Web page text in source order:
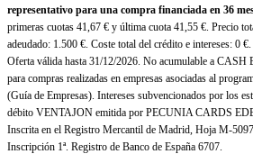
representativo para una compra financiada en 36
primeras cuotas 41,67 € y última cuota 41,55 €. Precio
adeudado: 1.500 €. Coste total del crédito e intereses: 0
Oferta válida hasta 31/12/2026. No acumulable a
para compras realizadas en empresas asociadas al
(Guía de Empresas). Intereses subvencionados por los
débito VENTAJON emitida por PECUNIA CARDS
Inscrita en el Registro Mercantil de Madrid, Hoja M-
Inscripción 1ª. Registro de Banco de España 6707.